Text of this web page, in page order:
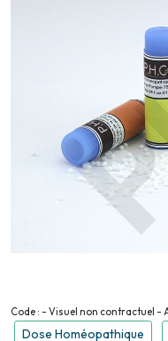
Code : - Visuel non contractuel -
Dose Homéopathique